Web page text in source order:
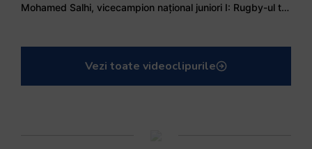
Mohamed Salhi, vicecampion național juniori I: Rugby-ul te învață să accepți și înfrângerile
Vezi toate videoclipurile